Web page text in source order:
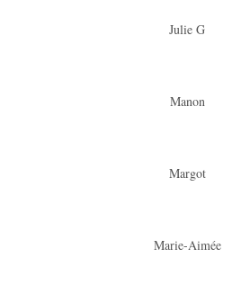
Julie G
Manon
Margot
Marie-Aimée